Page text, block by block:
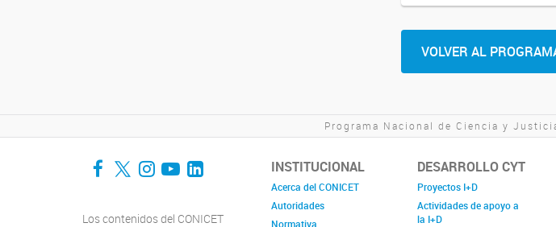
VOLVER AL
Programa Nacional de Ciencia y
Facebook
Twitter
Instagram
YouTube
LinkedIn
Los contenidos del CONICET
INSTITUCIONAL
Acerca del CONICET
Autoridades
Normativa
DESARROLLO CYT
Proyectos I+D
Actividades de apoyo a
la I+D